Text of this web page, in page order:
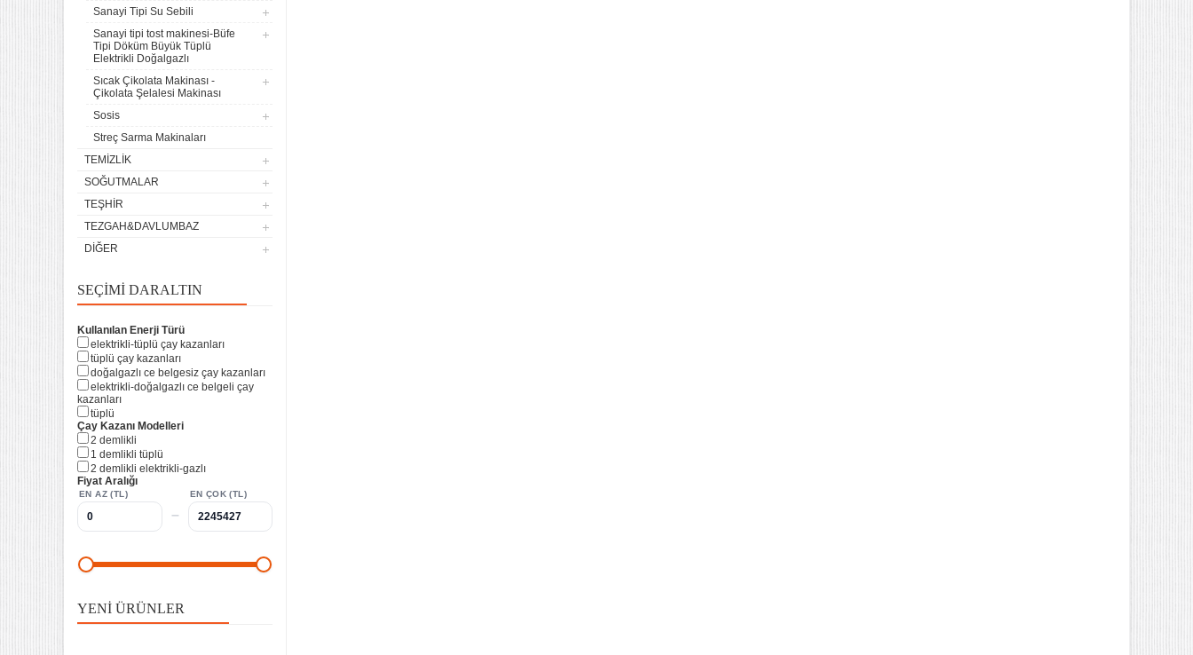
Sanayi Tipi Su Sebili
Sanayi tipi tost makinesi-Büfe
Tipi Döküm Büyük Tüplü
Elektrikli Doğalgazlı
Sıcak Çikolata Makinası -
Çikolata Şelalesi Makinası
Sosis
Streç Sarma Makinaları
TEMIZLIK
SOĞUTMALAR
TEŞHIR
TEZGAH&DAVLUMBAZ
DIĞER
SEÇIMI DARALTIN
Kullanılan Enerji Türü
elektrikli-tüplü çay kazanları
tüplü çay kazanları
doğalgazlı ce belgesiz çay kazanları
elektrikli-doğalgazlı ce belgeli çay
kazanları
tüplü
Çay Kazanı Modelleri
2 demlikli
1 demlikli tüplü
2 demlikli elektrikli-gazlı
Fiyat Aralığı
EN AZ (TL)
–
EN ÇOK (TL)
YENI ÜRÜNLER
4 lü Sanayi Tipi Doğalgazlı
Tüplü Set Üstü Ocak CE
20.120,32
Remta Elektrikli Döner Ocağı
2 Gözlü ev tipi iş tipi
13.200,00
Remta Elektrikli Döner Ocağı
Tek Gözlü ev tipi iş tipi
Makinası Değişir Plaka Çap
17,5